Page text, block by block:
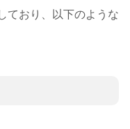
ており、以下のような